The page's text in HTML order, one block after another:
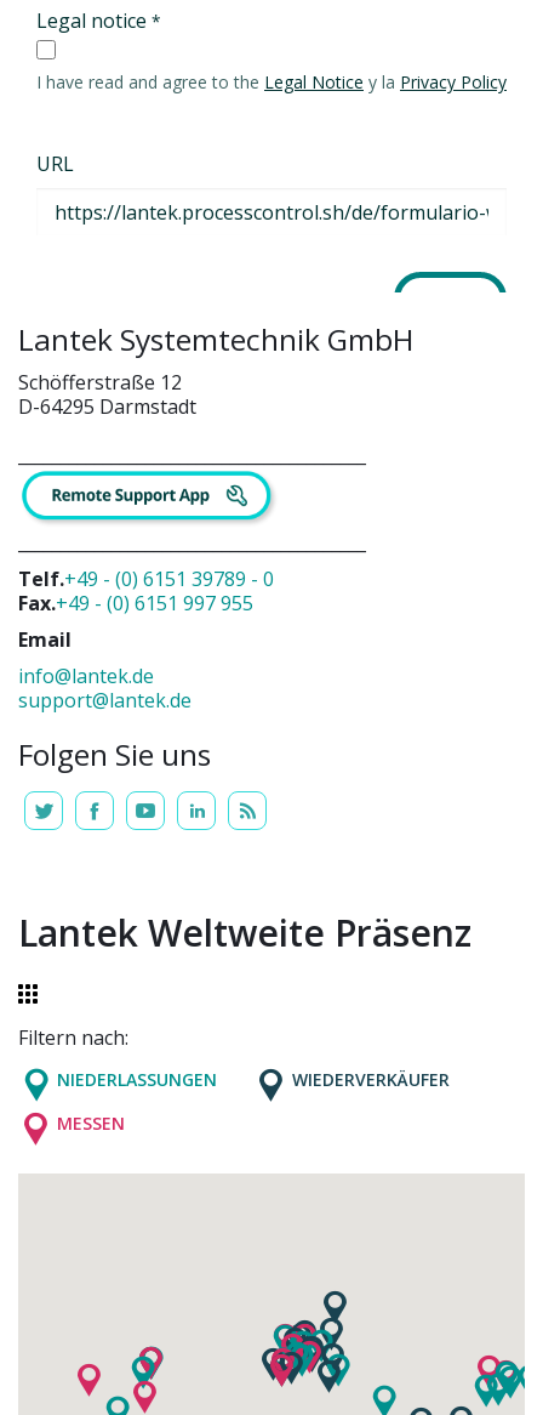
Lantek Systemtechnik GmbH
Schöfferstraße 12
D-64295 Darmstadt
Telf.+49 - (0) 6151 39789 - 0
Fax.+49 - (0) 6151 997 955
Email
info@lantek.de
support@lantek.de
Folgen Sie uns
Lantek Weltweite Präsenz
Filtern nach:
NIEDERLASSUNGEN
WIEDERVERKÄUFER
MESSEN